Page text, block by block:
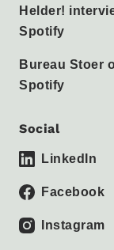
Helder!
Spotify
Bureau Stoer
Spotify
Social
LinkedIn
Facebook
Instagram